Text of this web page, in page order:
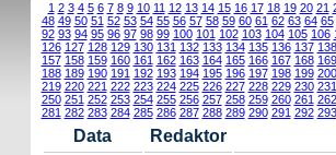
1 2 3 4 5 6 7 8 9 10 11 12 13 14 15 16 17 18 19 20 21
48 49 50 51 52 53 54 55 56 57 58 59 60 61 62 63 64 65
92 93 94 95 96 97 98 99 100 101 102 103 104 105 106
126 127 128 129 130 131 132 133 134 135 136 137 138
157 158 159 160 161 162 163 164 165 166 167 168 169
188 189 190 191 192 193 194 195 196 197 198 199 200
219 220 221 222 223 224 225 226 227 228 229 230 231
250 251 252 253 254 255 256 257 258 259 260 261 262
281 282 283 284 285 286 287 288 289 290 291 292 293
Data Redaktor